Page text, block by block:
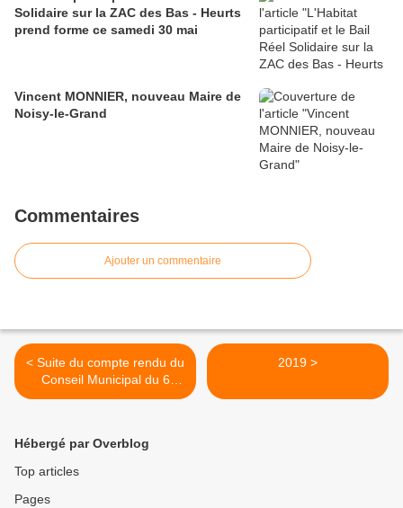
Solidaire sur la ZAC des Bas - Heurts
prend forme ce samedi 30 mai
Vincent MONNIER, nouveau Maire de
Noisy-le-Grand
Commentaires
Ajouter un commentaire
< Suite du compte rendu du
Conseil Municipal du 6
décembre
2019 >
Hébergé par Overblog
Top articles
Pages